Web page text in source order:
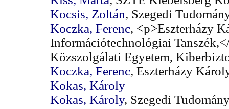
Kocsis, Zoltán, Szegedi
Koczka, Ferenc, <p>Eszterházy
Információtechnológiai
Közszolgálati Egyetem,
Koczka, Ferenc, Eszterházy
Kokas, Károly
Kokas, Károly, Szegedi